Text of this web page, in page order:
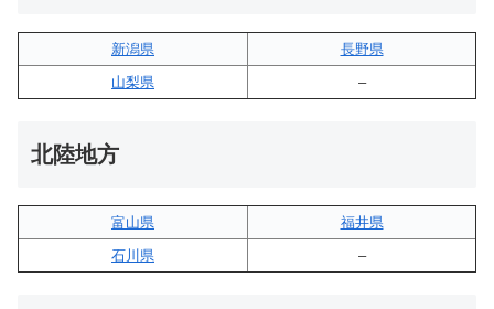
新潟県
長野県
山梨県
–
北陸地方
富山県
福井県
石川県
–